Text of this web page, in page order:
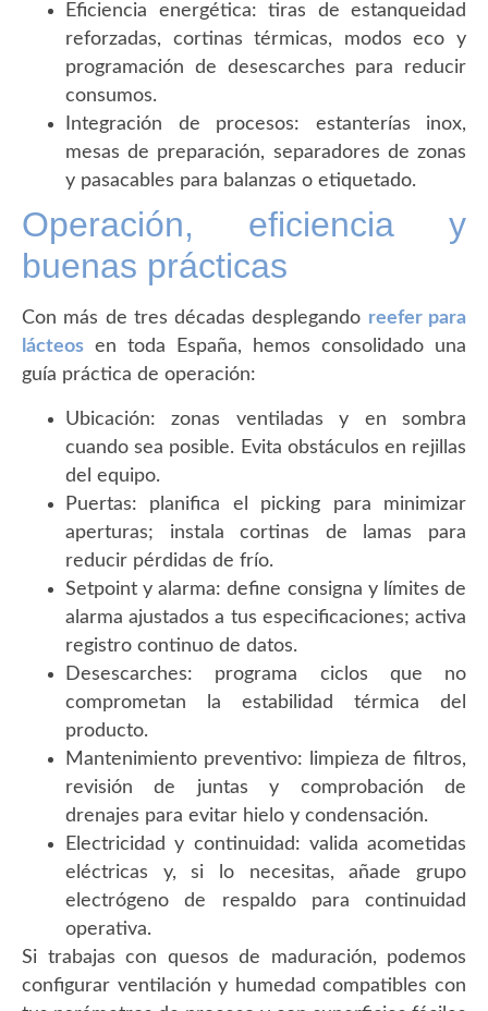
Eficiencia energética: tiras de estanqueidad
reforzadas, cortinas térmicas, modos eco y
programación de desescarches para reducir
consumos.
Integración de procesos: estanterías inox,
mesas de preparación, separadores de zonas
y pasacables para balanzas o etiquetado.
Operación, eficiencia y
buenas prácticas
Con más de tres décadas desplegando reefer para
lácteos en toda España, hemos consolidado una
guía práctica de operación:
Ubicación: zonas ventiladas y en sombra
cuando sea posible. Evita obstáculos en rejillas
del equipo.
Puertas: planifica el picking para minimizar
aperturas; instala cortinas de lamas para
reducir pérdidas de frío.
Setpoint y alarma: define consigna y límites de
alarma ajustados a tus especificaciones; activa
registro continuo de datos.
Desescarches: programa ciclos que no
comprometan la estabilidad térmica del
producto.
Mantenimiento preventivo: limpieza de filtros,
revisión de juntas y comprobación de
drenajes para evitar hielo y condensación.
Electricidad y continuidad: valida acometidas
eléctricas y, si lo necesitas, añade grupo
electrógeno de respaldo para continuidad
operativa.
Si trabajas con quesos de maduración, podemos
configurar ventilación y humedad compatibles con